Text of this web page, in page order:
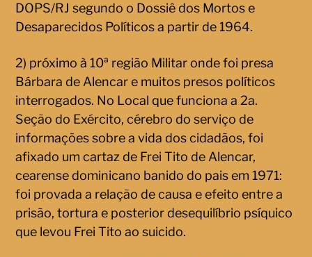
DOPS/RJ segundo o Dossiê dos Mortos e
Desaparecidos Políticos a partir de 1964.
2) próximo à 10ª região Militar onde foi presa
Bárbara de Alencar e muitos presos políticos
interrogados. No Local que funciona a 2a.
Seção do Exército, cérebro do serviço de
informações sobre a vida dos cidadãos, foi
afixado um cartaz de Frei Tito de Alencar,
cearense dominicano banido do pais em 1971:
foi provada a relação de causa e efeito entre a
prisão, tortura e posterior desequilíbrio psíquico
que levou Frei Tito ao suicido.